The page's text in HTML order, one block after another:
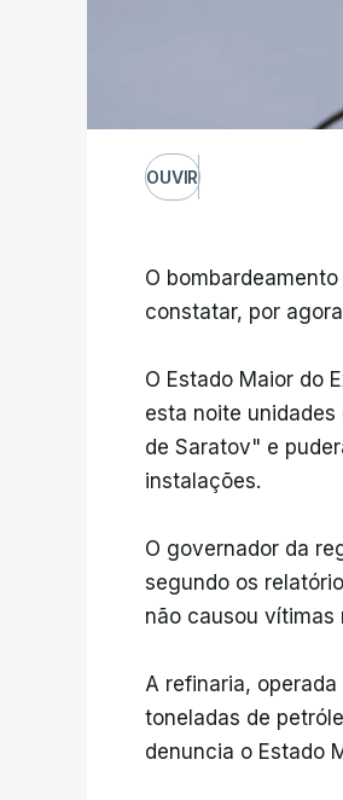
OUVIR
O
constatar, por
O Estado Maior do
esta noite
de Saratov" e
instalações.
O governador da
segundo os
não causou vítimas
A refinaria,
toneladas de
denuncia o Estado